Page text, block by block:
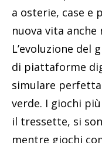
a osterie, case e
nuova vita
L’evoluzione del
di piattaforme
simulare
verde. I giochi
il tressette, si
mentre giochi